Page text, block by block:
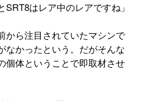
はレア中のレアですね」
ら注目されていたマシンで
なかったという。だがそんな
個体ということで即取材させ